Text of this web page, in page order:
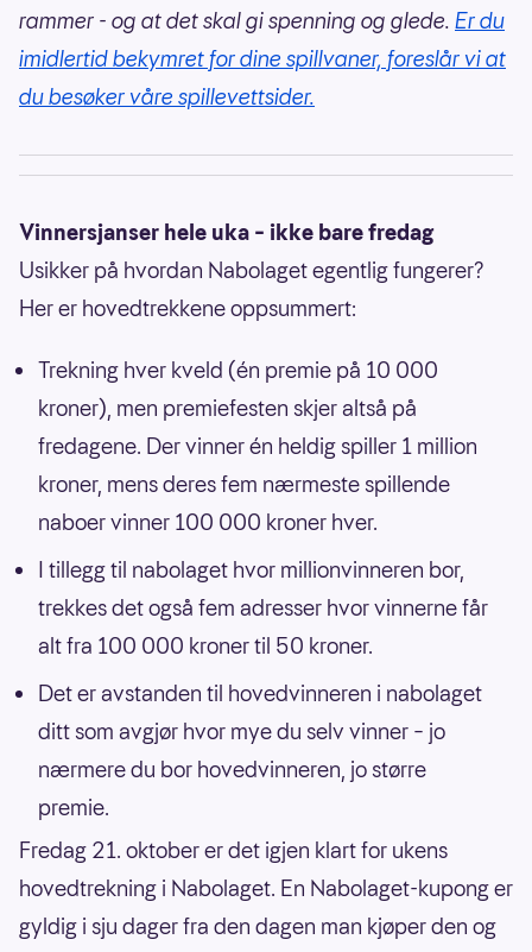
rammer - og at det skal gi spenning og glede. Er du
imidlertid bekymret for dine spillvaner, foreslår vi at
du besøker våre spillevettsider.
Vinnersjanser hele uka – ikke bare fredag
Usikker på hvordan Nabolaget egentlig fungerer?
Her er hovedtrekkene oppsummert:
Trekning hver kveld (én premie på 10 000
kroner), men premiefesten skjer altså på
fredagene. Der vinner én heldig spiller 1 million
kroner, mens deres fem nærmeste spillende
naboer vinner 100 000 kroner hver.
I tillegg til nabolaget hvor millionvinneren bor,
trekkes det også fem adresser hvor vinnerne får
alt fra 100 000 kroner til 50 kroner.
Det er avstanden til hovedvinneren i nabolaget
ditt som avgjør hvor mye du selv vinner – jo
nærmere du bor hovedvinneren, jo større
premie.
Fredag 21. oktober er det igjen klart for ukens
hovedtrekning i Nabolaget. En Nabolaget-kupong er
gyldig i sju dager fra den dagen man kjøper den og